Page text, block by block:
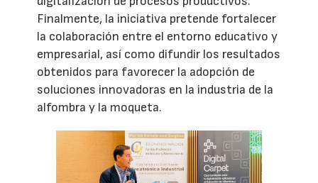
Finalmente, la iniciativa pretende fortalecer
la colaboración entre el entorno educativo y
empresarial, así como difundir los resultados
obtenidos para favorecer la adopción de
soluciones innovadoras en la industria de la
alfombra y la moqueta.